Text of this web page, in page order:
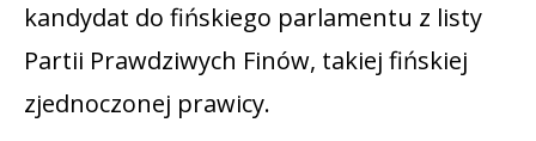
kandydat do fińskiego parlamentu z listy
Partii Prawdziwych Finów, takiej fińskiej
zjednoczonej prawicy.